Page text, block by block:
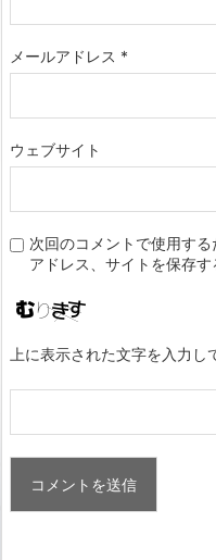
メールアドレス *
ウェブサイト
次回のコメントで使用す
アドレス、サイトを保存す
上に表示された文字を入力し